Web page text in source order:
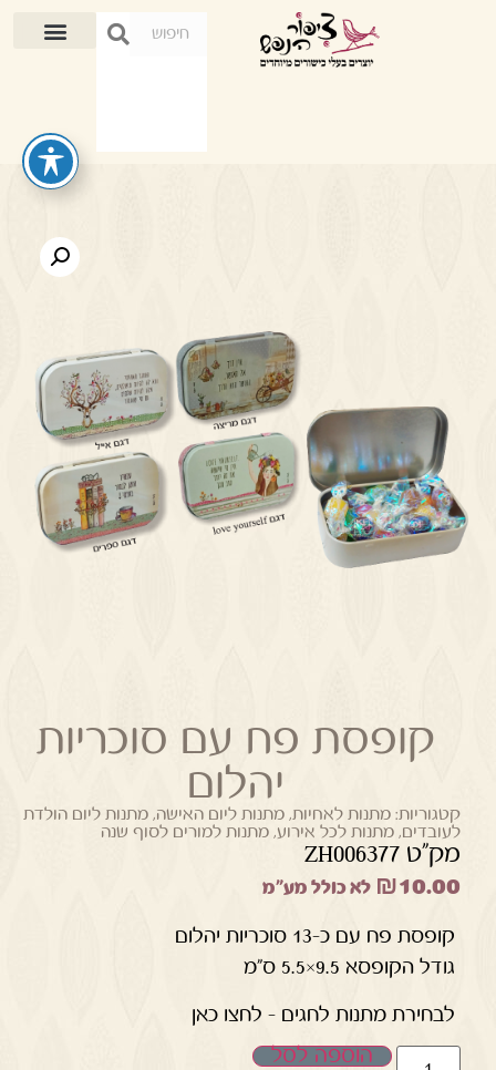
קופסת פח עם סוכריות
יהלום
קטגוריות: מתנות לאחיות,מתנות ליום האישה,מתנות ליום הולדת
לעובדים,מתנות לכל אירוע,מתנות למורים לסוף שנה
מק"ט ZH006377
₪10.00 לא כולל מע"מ
קופסת פח עם כ-13 סוכריות יהלום
גודל הקופסא 9.5×5.5 ס"מ
לבחירת מתנות לחגים – לחצו כאן
הוספה לסל